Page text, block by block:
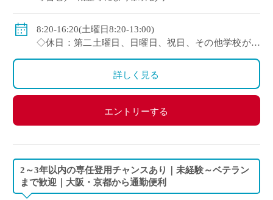
・30歳(教諭・配偶者あり)：約660万円
・40歳(教諭・配偶者及び子２人)：約860万円
・50歳(教諭・配偶者及び子２人)：約940万円
◇賞与：有(過去実績3.55ヶ月分＋30万円)
◇保険：私学共済、雇用保険、労災保険
8:20-16:20(土曜日8:20-13:00)
◇休日：第二土曜日、日曜日、祝日、その他学校が定
詳しく見る
エントリーする
2～3年以内の専任登用チャンスあり｜未経験～ベテラン
まで歓迎｜大阪・京都から通勤便利